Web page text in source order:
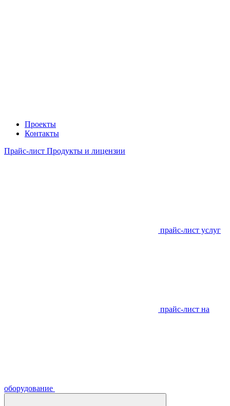
Проекты
Контакты
Прайс-лист Продукты и лицензии
прайс-лист услуг
прайс-лист на
оборудование